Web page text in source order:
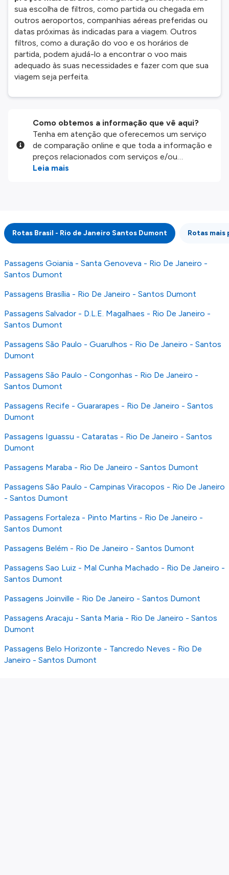
sua escolha de filtros, como partida ou chegada em
outros aeroportos, companhias aéreas preferidas ou
datas próximas às indicadas para a viagem. Outros
filtros, como a duração do voo e os horários de
partida, podem ajudá-lo a encontrar o voo mais
adequado às suas necessidades e fazer com que sua
viagem seja perfeita.
Como obtemos a informação que vê aqui?
Tenha em atenção que oferecemos um serviço
de comparação online e que toda a informação e
preços relacionados com serviços e/ou
produtos disponíveis no nosso website são
integridade ou pela precisão da informação
publicada, por isso verifique com atenção todas
as condições no website do parceiro antes de
fazer uma reserva. Para mais detalhes verifique
os nossos Termos e Condições .
Leia mais
Rotas Brasil - Rio de Janeiro Santos Dumont Rotas mais
Passagens Goiania - Santa Genoveva - Rio De Janeiro -
Santos Dumont
Passagens Brasília - Rio De Janeiro - Santos Dumont
Passagens Salvador - D.L.E. Magalhaes - Rio De Janeiro -
Santos Dumont
Passagens São Paulo - Guarulhos - Rio De Janeiro - Santos
Dumont
Passagens São Paulo - Congonhas - Rio De Janeiro -
Santos Dumont
Passagens Recife - Guararapes - Rio De Janeiro - Santos
Dumont
Passagens Iguassu - Cataratas - Rio De Janeiro - Santos
Dumont
Passagens Maraba - Rio De Janeiro - Santos Dumont
Passagens São Paulo - Campinas Viracopos - Rio De Janeiro
- Santos Dumont
Passagens Fortaleza - Pinto Martins - Rio De Janeiro -
Santos Dumont
Passagens Belém - Rio De Janeiro - Santos Dumont
Passagens Sao Luiz - Mal Cunha Machado - Rio De Janeiro -
Santos Dumont
Passagens Joinville - Rio De Janeiro - Santos Dumont
Passagens Aracaju - Santa Maria - Rio De Janeiro - Santos
Dumont
Passagens Belo Horizonte - Tancredo Neves - Rio De
Janeiro - Santos Dumont